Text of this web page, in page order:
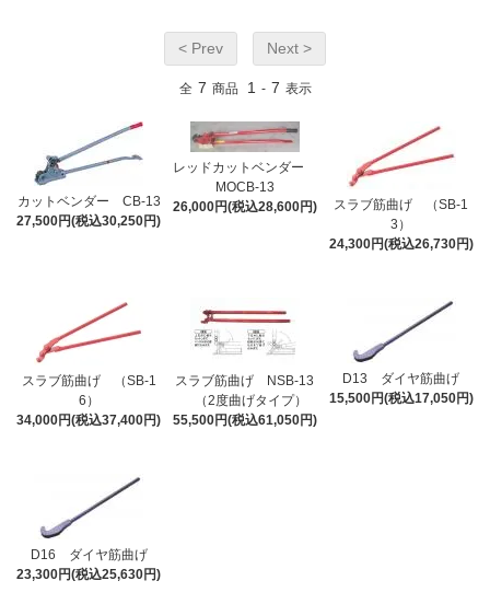
< Prev Next >
全 7 商品 1 - 7 表示
カットベンダー CB-13
27,500円(税込30,250円)
レッドカットベンダー
MOCB-13
26,000円(税込28,600円)
スラブ筋曲げ （SB-1
3）
24,300円(税込26,730円)
スラブ筋曲げ （SB-1
6）
34,000円(税込37,400円)
スラブ筋曲げ NSB-13
（2度曲げタイプ）
55,500円(税込61,050円)
D13 ダイヤ筋曲げ
15,500円(税込17,050円)
D16 ダイヤ筋曲げ
23,300円(税込25,630円)